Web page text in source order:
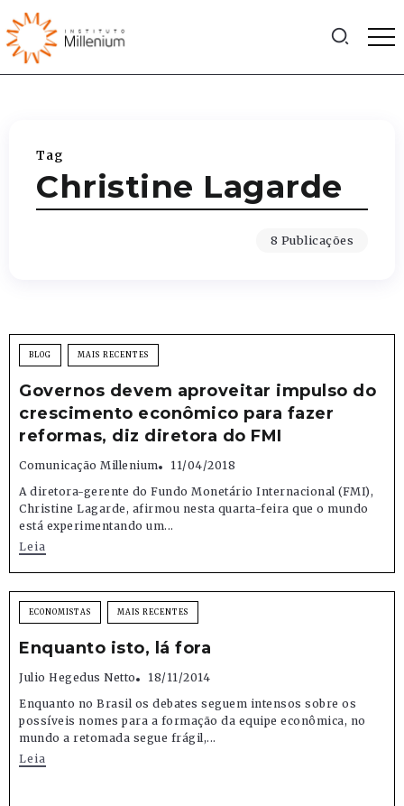
Tag
Christine Lagarde
8 Publicações
BLOG MAIS RECENTES
Governos devem aproveitar impulso do
crescimento econômico para fazer
reformas, diz diretora do FMI
Comunicação Millenium
11/04/2018
A diretora-gerente do Fundo Monetário Internacional (FMI),
Christine Lagarde, afirmou nesta quarta-feira que o mundo
está experimentando um...
Leia
ECONOMISTAS MAIS RECENTES
Enquanto isto, lá fora
Julio Hegedus Netto
18/11/2014
Enquanto no Brasil os debates seguem intensos sobre os
possíveis nomes para a formação da equipe econômica, no
mundo a retomada segue frágil,...
Leia